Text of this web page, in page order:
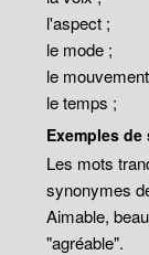
l'aspect ;
le mode ;
le
le temps ;
Exemples
Les mots
synonymes
Aimable,
"agréable".